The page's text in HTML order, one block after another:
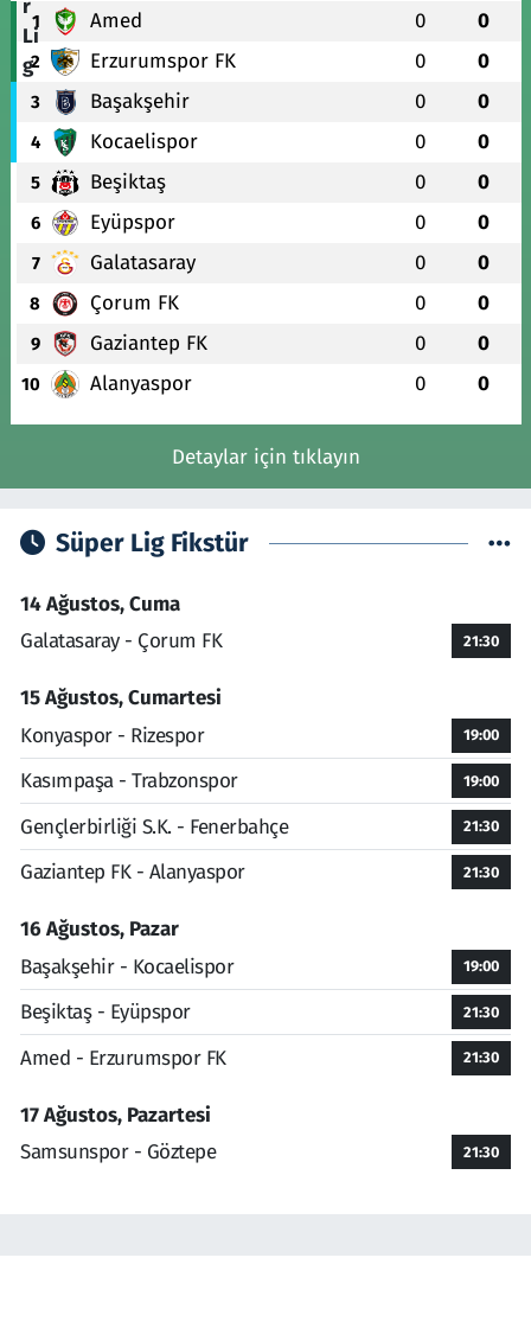
1 Amed 0 0
2 Erzurumspor FK 0 0
3 Başakşehir 0 0
4 Kocaelispor 0 0
5 Beşiktaş 0 0
6 Eyüpspor 0 0
7 Galatasaray 0 0
8 Çorum FK 0 0
9 Gaziantep FK 0 0
10 Alanyaspor 0 0
Detaylar için tıklayın
Süper Lig Fikstür
14 Ağustos, Cuma
Galatasaray - Çorum FK
21:30
15 Ağustos, Cumartesi
Konyaspor - Rizespor
19:00
Kasımpaşa - Trabzonspor 19:00
Gençlerbirliği S.K. - Fenerbahçe 21:30
Gaziantep FK - Alanyaspor 21:30
16 Ağustos, Pazar
Başakşehir - Kocaelispor
19:00
Beşiktaş - Eyüpspor 21:30
Amed - Erzurumspor FK 21:30
17 Ağustos, Pazartesi
Samsunspor - Göztepe
21:30